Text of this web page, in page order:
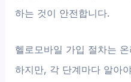
하는 것이 안전합니다.
헬로모바일 가입 절차는
하지만, 각 단계마다 알아